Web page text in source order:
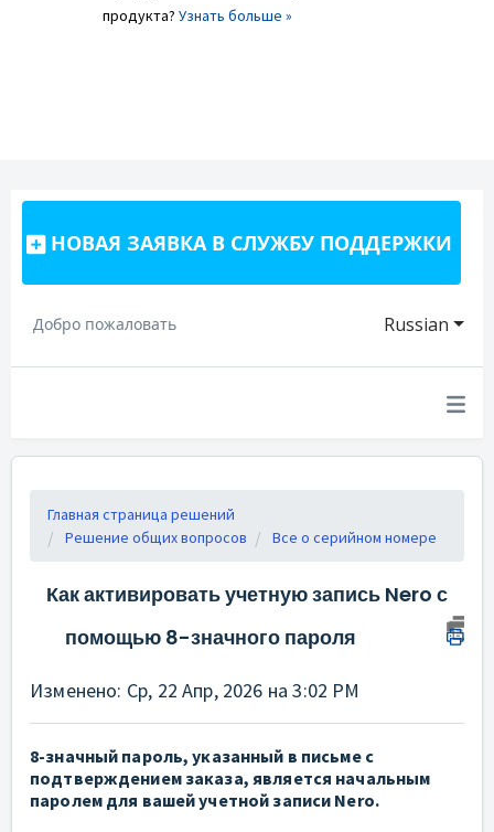
продукта? Узнать больше »
НОВАЯ ЗАЯВКА В СЛУЖБУ ПОДДЕРЖКИ
Russian
Добро пожаловать
Главная страница решений
Решение общих вопросов
Все о серийном номере
Как активировать учетную запись Nero с
помощью 8-значного пароля
Изменено: Ср, 22 Апр, 2026 на 3:02 PM
8-значный пароль, указанный в письме с
подтверждением заказа, является начальным
паролем для вашей учетной записи Nero.